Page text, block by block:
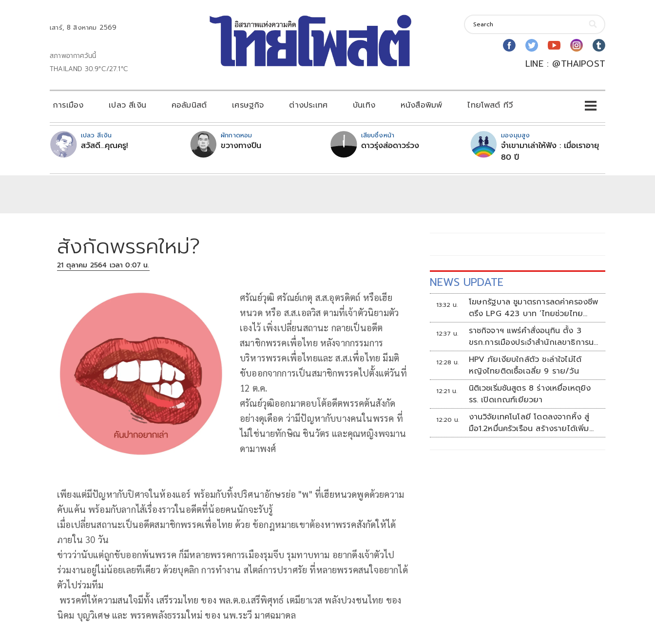
เสาร์, 8 สิงหาคม 2569
สภาพอากาศวันนี้
THAILAND 30.9°C/27.1°C
LINE : @THAIPOST
การเมือง เปลว สีเงิน คอลัมนิสต์ เศรษฐกิจ ต่างประเทศ บันเทิง หนังสือพิมพ์ ไทยโพสต์ ทีวี
เปลว สีเงิน
สวัสดี...คุณครู!
ผักกาดหอม
ขวางทางปืน
เสียบซึ่งหน้า
ดาวรุ่งส่อดาวร่วง
มองมุมสูง
จำเขามาเล่าให้ฟัง : เมื่อเราอายุ
80 ปี
สังกัดพรรคใหม่?
21 ตุลาคม 2564 เวลา 0:07 น.
ศรัณย์วุฒิ ศรัณย์เกตุ ส.ส.อุตรดิตถ์ หรือเฮีย
หนวด หรือ ส.ส.เอลวิส ตามที่เจ้าตัวนิยามตัว
เองไว้ เพิ่งเปลี่ยนสถานะ กลายเป็นอดีต
สมาชิกพรรคเพื่อไทย หลังจากกรรมการ
บริหารพรรคเพื่อไทยและ ส.ส.เพื่อไทย มีมติ
ขับออกจากการเป็นสมาชิกพรรคไปตั้งแต่วันที่
12 ต.ค.
ศรัณย์วุฒิออกมาตอบโต้อดีตพรรคต้นสังกัด
อย่างดุเดือด ว่ามีปัญหากับบางคนในพรรค ที่
ไม่ใช่นายทักษิณ ชินวัตร และคุณหญิงพจมาน
ดามาพงศ์
เพียงแต่มีปัญหากับปิศาจในห้องแอร์ พร้อมกับทิ้งปริศนาอักษรย่อ "พ" ที่เฮียหนวดพูดด้วยความ
คับแค้น พร้อมกับลากไส้เรื่องราวในอดีตที่น้อยคนนักจะรับรู้
เมื่อเปลี่ยนสถานะเป็นอดีตสมาชิกพรรคเพื่อไทย ด้วย ข้อกฎหมายเขาต้องหาพรรคสังกัดให้ได้
ภายใน 30 วัน
ข่าวว่านับแต่ถูกขับออกพ้นพรรค ก็มีหลายพรรคการเมืองรุมจีบ รุมทาบทาม อยากดึงเจ้าตัวไป
ร่วมงานอยู่ไม่น้อยเลยทีเดียว ด้วยบุคลิก การทำงาน สไตล์การปราศรัย ที่หลายพรรคสนใจอยากได้
ตัวไปร่วมทีม
พรรคที่ให้ความสนใจมีทั้ง เสรีรวมไทย ของ พล.ต.อ.เสรีพิศุทธ์ เตมียาเวส พลังปวงชนไทย ของ
นิคม บุญวิเศษ และ พรรคพลังธรรมใหม่ ของ นพ.ระวี มาศฉมาดล
NEWS UPDATE
13:32 น.
โฆษกรัฐบาล ชูมาตรการลดค่าครองชีพ
ตรึง LPG 423 บาท ‘ไทยช่วยไทย
พลัส’ ดันเงินหมุนแสนล้าน
12:37 น.
ราชกิจจาฯ แพร่คำสั่งอนุทิน ตั้ง 3
ขรก.การเมืองประจำสำนักเลขาธิการนา
ยกฯ
12:28 น.
HPV ภัยเงียบใกล้ตัว ชะล่าใจไม่ได้
หญิงไทยติดเชื้อเฉลี่ย 9 ราย/วัน
12:21 น.
นิติเวชเริ่มชันสูตร 8 ร่างเหยื่อเหตุยิง
รร. เปิดเกณฑ์เยียวยา
12:20 น.
งานวิจัยเทคโนโลยี โดดลงจากหิ้ง สู่
มือ1.2หมื่นครัวเรือน สร้างรายได้เพิ่ม
ทุกเดือน